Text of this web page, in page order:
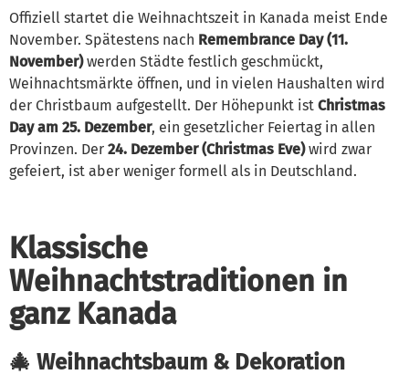
Offiziell startet die Weihnachtszeit in Kanada meist Ende
November. Spätestens nach Remembrance Day (11.
November)werden Städte festlich geschmückt,
Weihnachtsmärkte öffnen, und in vielen Haushalten wird
der Christbaum aufgestellt. Der Höhepunkt ist Christmas
Day am 25. Dezember, ein gesetzlicher Feiertag in allen
Provinzen. Der 24. Dezember (Christmas Eve)wird zwar
gefeiert, ist aber weniger formell als in Deutschland.
Klassische
Weihnachtstraditionen in
ganz Kanada
🎄 Weihnachtsbaum & Dekoration